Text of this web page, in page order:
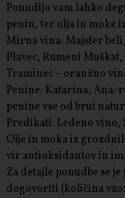
Ponudijo vam lahko
penin, ter olja in moke
Mirna vina: Majster
Plavec, Rumeni
Traminec – oranžno
Penine: Katarina, Ana-
penine vse od brut
Predikati: Ledeno
Olje in moka iz
vir antioksidantov in
Za detajle ponudbe se
dogovoriti (količina